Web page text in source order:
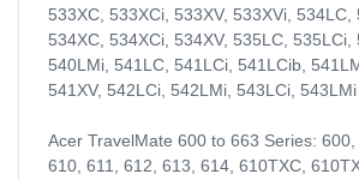
533XC, 533XCi, 533XV, 533XVi, 534LC,
534XC, 534XCi, 534XV, 535LC, 535LCi,
540LMi, 541LC, 541LCi, 541LCib,
541XV, 542LCi, 542LMi, 543LCi, 543LMi
Acer TravelMate 600 to 663 Series: 600,
610, 611, 612, 613, 614, 610TXC,